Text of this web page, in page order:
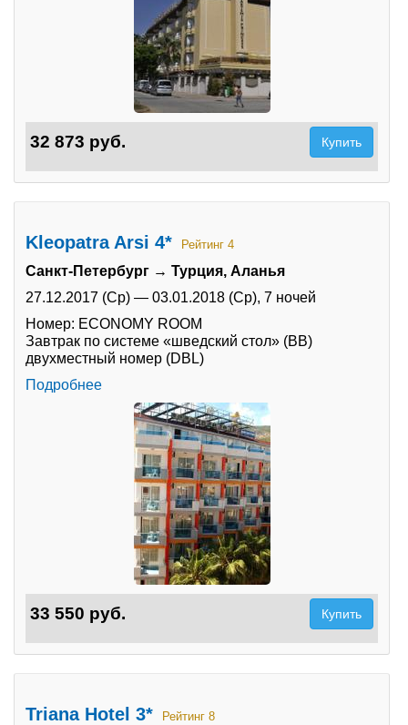
32 873 руб. Купить
Kleopatra Arsi 4* Рейтинг 4
Санкт-Петербург → Турция, Аланья
27.12.2017 (Ср) — 03.01.2018 (Ср), 7 ночей
Номер: ECONOMY ROOM
Завтрак по системе «шведский стол» (BB)
двухместный номер (DBL)
Подробнее
33 550 руб. Купить
Triana Hotel 3* Рейтинг 8